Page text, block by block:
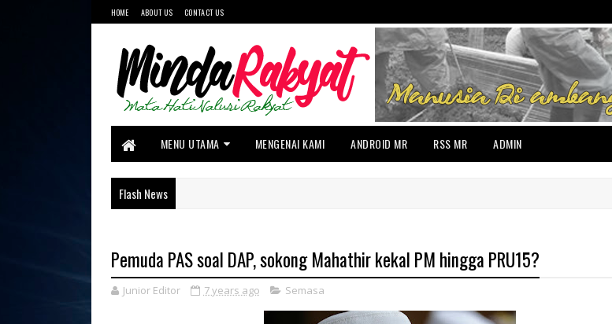
HOME ABOUT US CONTACT US
MENU UTAMA MENGENAI KAMI ANDROID MR RSS MR ADMIN
Flash News
Pemuda PAS soal DAP, sokong Mahathir kekal PM hingga PRU15?
Junior Editor 7 years ago Semasa